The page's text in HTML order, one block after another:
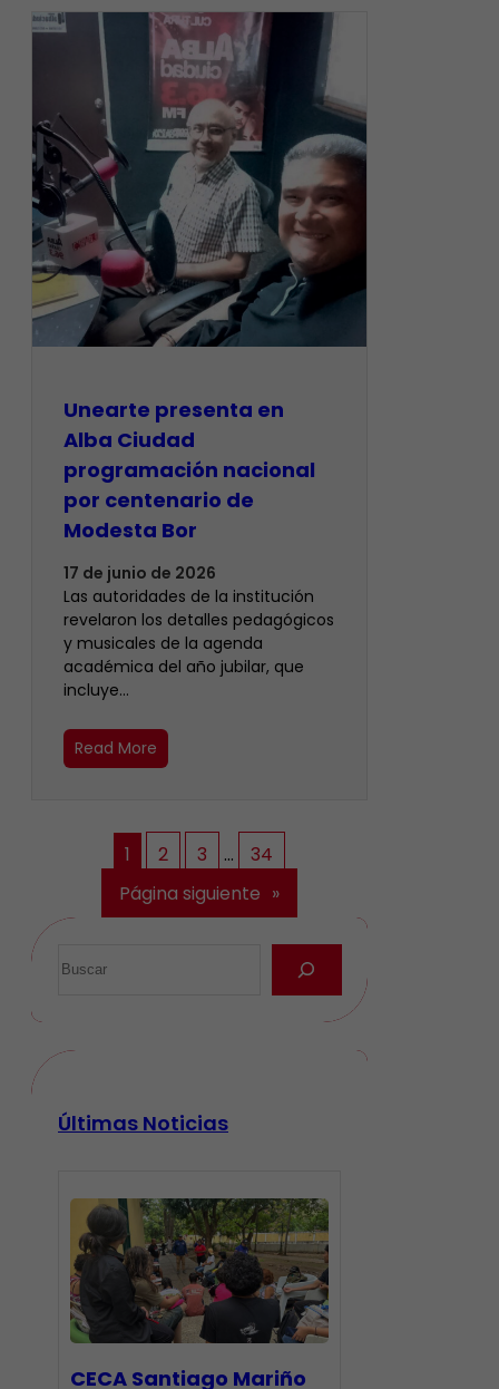
​Unearte presenta en
Alba Ciudad
programación nacional
por centenario de
Modesta Bor
17 de junio de 2026
Las autoridades de la institución
revelaron los detalles pedagógicos
y musicales de la agenda
académica del año jubilar, que
incluye…
Read More
1 2 3 …
34
Página siguiente »
Últimas Noticias
CECA Santiago Mariño